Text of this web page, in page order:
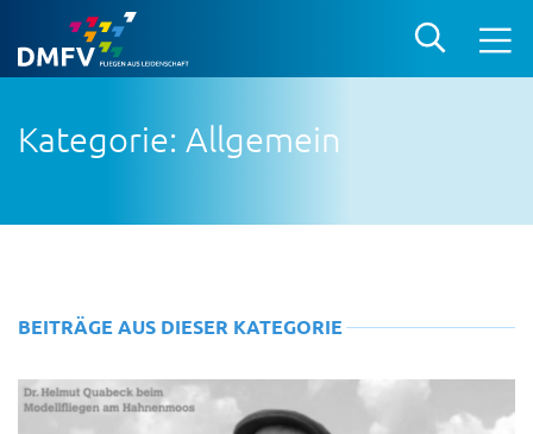
Kategorie: Allgemein
BEITRÄGE AUS DIESER KATEGORIE